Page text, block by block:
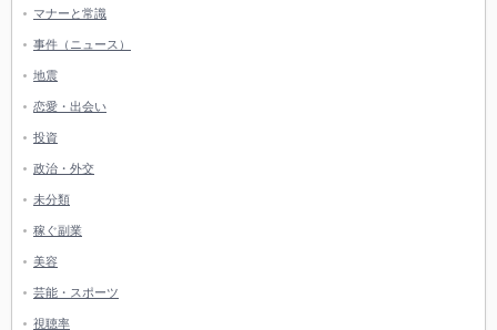
マナーと常識
事件（ニュース）
地震
恋愛・出会い
投資
政治・外交
未分類
稼ぐ副業
美容
芸能・スポーツ
視聴率